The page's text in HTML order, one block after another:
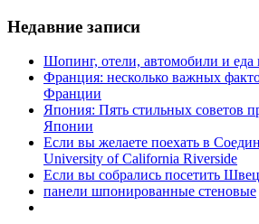
Недавние записи
Шопинг, отели, автомобили и
Франция: несколько важных
Франции
Япония: Пять стильных советов
Японии
Если вы желаете поехать в
University of California Riverside
Если вы собрались посетить
панели шпонированные стеновые